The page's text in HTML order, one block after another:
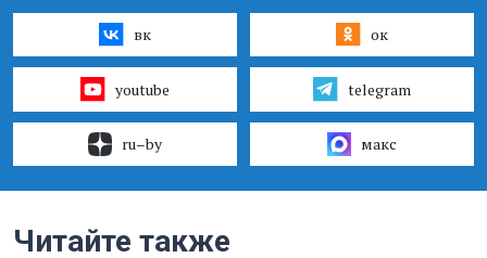
вк ок
youtube telegram
ru–by макс
Читайте также